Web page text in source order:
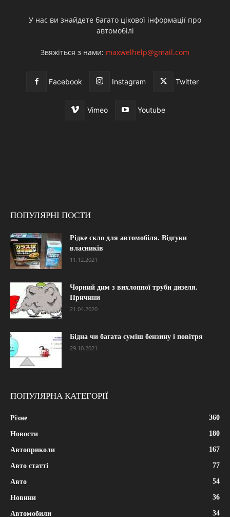
У нас ви знайдете багато цікової інформації про
автомобілі
Звяжіться з нами: maxwelhelp@gmail.com
Facebook Instagram Twitter
Vimeo Youtube
ПОПУЛЯРНІ ПОСТИ
Рідке скло для автомобіля. Відгуки
власників
11.12.2021
Чорний дим з вихлопної труби дизеля.
Причини
21.04.2020
Бідна чи багата суміш бензину і повітря
29.10.2021
ПОПУЛЯРНА КАТЕГОРІЇ
Різне 360
Новости 180
Автоприколи 167
Авто статті 77
Авто 54
Новини 36
Автомобили 34